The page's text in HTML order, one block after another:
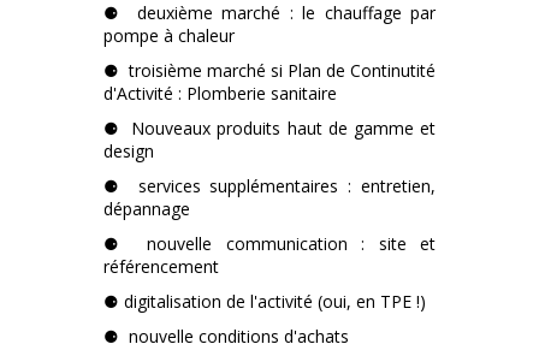
⚈ deuxième marché : le chauffage par
pompe à chaleur
⚈ troisième marché si Plan de Continutité
d'Activité : Plomberie sanitaire
⚈ Nouveaux produits haut de gamme et
design
⚈ services supplémentaires : entretien,
dépannage
⚈ nouvelle communication : site et
référencement
⚈ digitalisation de l'activité (oui, en TPE !)
⚈ nouvelle conditions d'achats